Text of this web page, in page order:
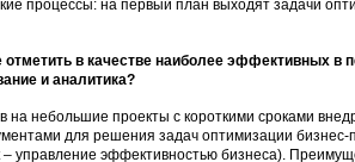
процессы: на первый план выходят задачи
в качестве наиболее эффективных в
и аналитика?
на небольшие проекты с короткими сроками
для решения задач оптимизации бизнес-
управление эффективностью бизнеса).